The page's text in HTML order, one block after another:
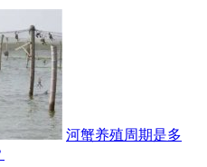
河蟹养殖周期是多